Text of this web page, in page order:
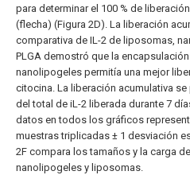
para determinar el 100 % de
(flecha) (Figura 2D). La liberación
comparativa de IL-2 de liposomas,
PLGA demostró que la encapsulación
nanolipogeles permitía una mejor
citocina. La liberación acumulativa se
del total de iL-2 liberada durante 7
datos en todos los gráficos
muestras triplicadas ± 1 desviación
2F compara los tamaños y la carga de
nanolipogeles y liposomas.